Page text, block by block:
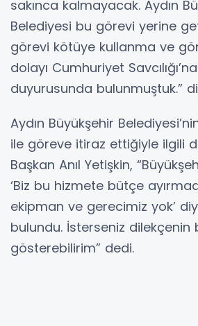
sakınca kalmayacak. Aydın
Belediyesi bu görevi yerine
görevi kötüye kullanma ve
dolayı Cumhuriyet
duyurusunda bulunmuştuk.”
Aydın Büyükşehir
ile göreve itiraz ettiğiyle ilgili
Başkan Anıl Yetişkin,
‘Biz bu hizmete bütçe
ekipman ve gerecimiz yok’
bulundu. İsterseniz
gösterebilirim” dedi.